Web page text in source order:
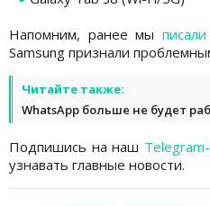
Напомним, ранее мы писали
Samsung признали
Читайте также:
WhatsApp больше не будет
Подпишись на наш
узнавать главные новости.